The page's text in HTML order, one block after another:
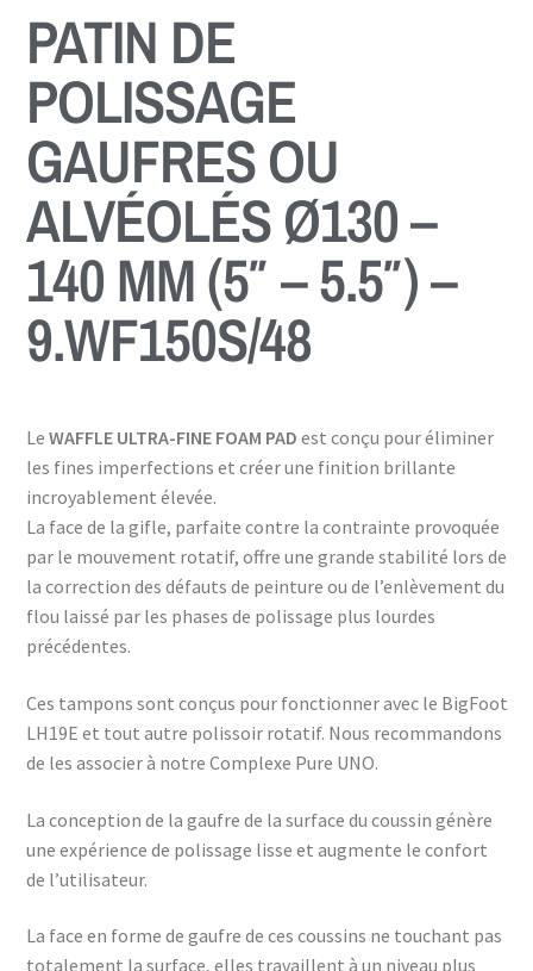
PATIN DE
POLISSAGE
GAUFRES OU
ALVÉOLÉS Ø130 –
140 MM (5″ – 5.5″) –
9.WF150S/48
Le WAFFLE ULTRA-FINE FOAM PAD est conçu pour éliminer
les fines imperfections et créer une finition brillante
incroyablement élevée.
La face de la gifle, parfaite contre la contrainte provoquée
par le mouvement rotatif, offre une grande stabilité lors de
la correction des défauts de peinture ou de l’enlèvement du
flou laissé par les phases de polissage plus lourdes
précédentes.
Ces tampons sont conçus pour fonctionner avec le BigFoot
LH19E et tout autre polissoir rotatif. Nous recommandons
de les associer à notre Complexe Pure UNO.
La conception de la gaufre de la surface du coussin génère
une expérience de polissage lisse et augmente le confort
de l’utilisateur.
La face en forme de gaufre de ces coussins ne touchant pas
totalement la surface, elles travaillent à un niveau plus